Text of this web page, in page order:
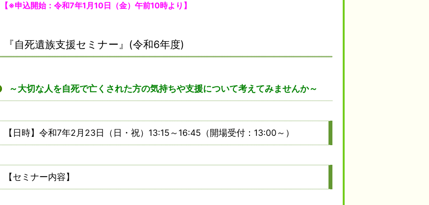
【※申込開始：令和7年1月10日（金）午前10時より】
『自死遺族支援セミナー』(令和6年度)
～大切な人を自死で亡くされた方の気持ちや支援について考えてみませんか～
【日時】令和7年2月23日（日・祝）13:15～16:45（開場受付：13:00～）
【セミナー内容】